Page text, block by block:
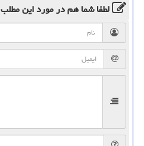
لطفا شما همدر مورد این مطلب